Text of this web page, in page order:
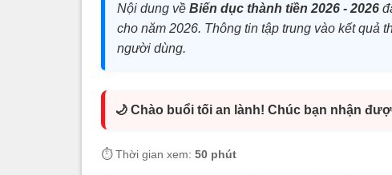
Nội dung về Biến dục thành tiền 2026 - 2026
cho năm 2026. Thông tin tập trung vào kết quả
người dùng.
🌙 Chào buổi tối an lành! Chúc bạn nhận
⏱️ Thời gian xem: 50 phút